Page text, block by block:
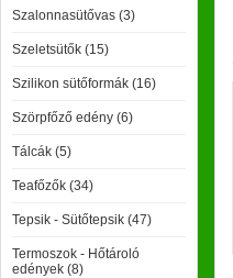
Szalonnasütővas (3)
Szeletsütők (15)
Szilikon sütőformák (16)
Szörpfőző edény (6)
Tálcák (5)
Teafőzők (34)
Tepsik - Sütőtepsik (47)
Termoszok - Hőtároló
edények (8)